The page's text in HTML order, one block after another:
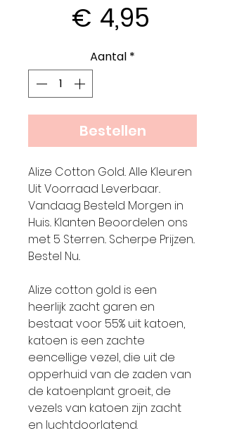
€ 4,95
Aantal *
Bestellen
Alize Cotton Gold.. Alle Kleuren
Uit Voorraad Leverbaar..
Vandaag Besteld Morgen in
Huis.. Klanten Beoordelen ons
met 5 Sterren.. Scherpe Prijzen..
Bestel Nu..
Alize cotton gold is een
heerlijk zacht garen en
bestaat voor 55% uit katoen,
katoen is een zachte
eencellige vezel, die uit de
opperhuid van de zaden van
de katoenplant groeit, de
vezels van katoen zijn zacht
en luchtdoorlatend.